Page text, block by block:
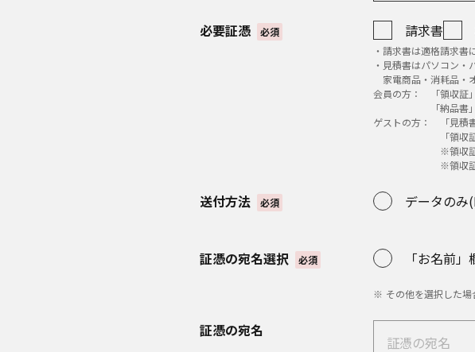
・問合せ、相談などを受け付け、対応する
・前記「3.個人情報の利用目的」に定める
・共同して利用する個人情報の管理責任者
パナソニック マーケティング ジャパン
東京都品川区西五反田3-5-20 パナソニ
・取得方法：書面(ファックス、ウェブ、e
6．個人情報取扱いの委託
1．当社は、仮名加工情報（個人情報である
ます。この場合、当社は、法令の定めおよ
2．当社は仮名加工情報を次のとおり取り扱い
必要証憑 必須 請求書
・請求書は適格請求書
・見積書はパソコン・
家電商品・消耗品・
会員の方： 「領収証
「納品書」は商
ゲストの方： 「見積
「領収証」は、領
※領収証発行メー
※領収証発行対象
送付方法 必須 データのみ
証憑の宛名選択 必須 「お名前
その他を選択した場
証憑の宛名